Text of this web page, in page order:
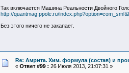
Так включается Машина Реальности Двойного
http://quantmag.ppole.ru/
Без этого ничего не закапает.
Re: Амрита. Хим. формула (состав) и
« Ответ #99 : 26 Июля 2013, 21:07:31 »